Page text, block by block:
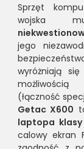
Sprzęt
wojska
jego
wyróżniają
(łączność
Getac X600
laptopa
calowy ekran